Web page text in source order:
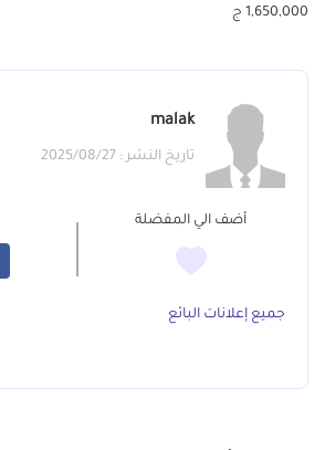
1,650,000 ج
malak
تاريخ النشر : 2025/08/27
أضف الي المفضلة
جميع إعلانات البائع